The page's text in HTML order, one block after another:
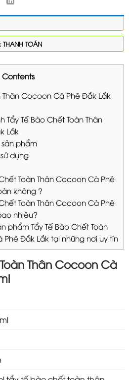
TOÁN
Contents
Thân Cocoon Cà Phê Đắk Lắk
Tẩy Tế Bào Chết Toàn Thân
Lắk
phẩm
dụng
Toàn Thân Cocoon Cà Phê
không ?
Toàn Thân Cocoon Cà Phê
nhiêu?
phẩm Tẩy Tế Bào Chết Toàn
Phê Đắk Lắk tại những nơi uy tín
Thân Cocoon Cà